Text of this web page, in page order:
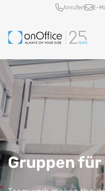
Schnellzugriff
Anrufen E-
Gruppen für